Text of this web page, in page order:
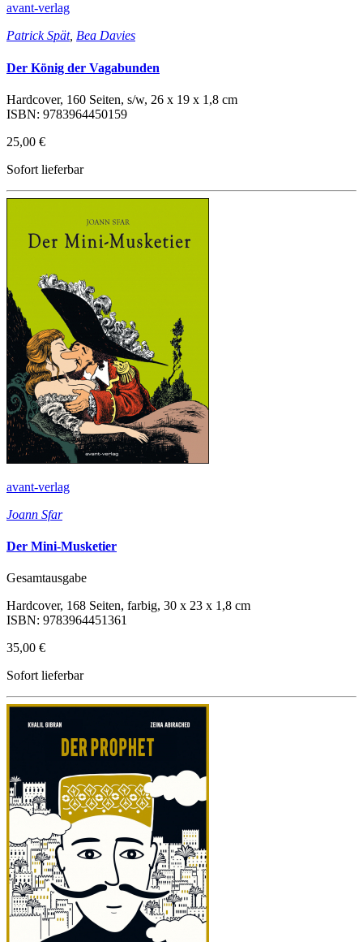
avant-verlag
Patrick Spät, Bea Davies
Der König der Vagabunden
Hardcover, 160 Seiten, s/w, 26 x 19 x 1,8 cm
ISBN: 9783964450159
25,00 €
Sofort lieferbar
avant-verlag
Joann Sfar
Der Mini-Musketier
Gesamtausgabe
Hardcover, 168 Seiten, farbig, 30 x 23 x 1,8 cm
ISBN: 9783964451361
35,00 €
Sofort lieferbar